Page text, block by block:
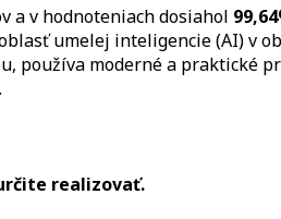
a v hodnoteniach dosiahol
umelej inteligencie (AI) v
používa moderné a praktické
realizovať.